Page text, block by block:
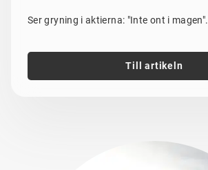
Ser gryning i aktierna: "Inte ont i magen".
Till artikeln